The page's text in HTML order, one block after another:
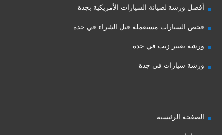
أفضل ورشة لصيانة السيارات الأمريكية بجدة
فحص السيارات مستعملة قبل الشراء في جدة
ورشة تغيير زيت في جدة
ورشة سيارات في جدة
الصفحة الرئيسية